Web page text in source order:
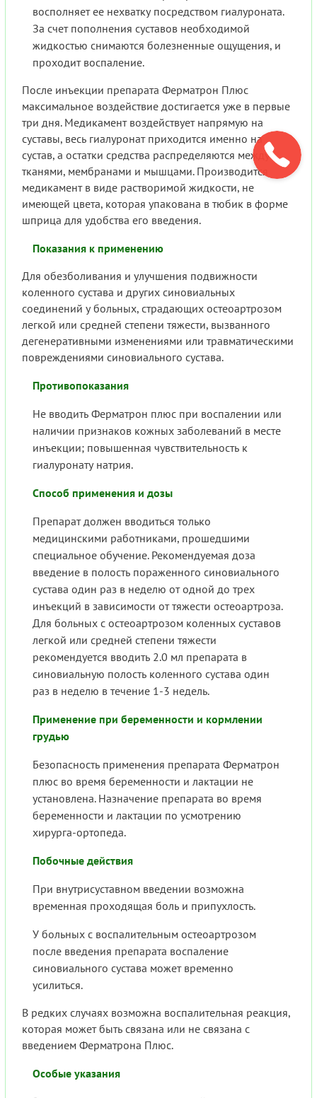
восполняет ее нехватку посредством гиалуроната.
За счет пополнения суставов необходимой
жидкостью снимаются болезненные ощущения, и
проходит воспаление.
После инъекции препарата Ферматрон Плюс
максимальное воздействие достигается уже в первые
три дня. Медикамент воздействует напрямую на
суставы, весь гиалуронат приходится именно на
сустав, а остатки средства распределяются между
тканями, мембранами и мышцами. Производится
медикамент в виде растворимой жидкости, не
имеющей цвета, которая упакована в тюбик в форме
шприца для удобства его введения.
Показания к применению
Для обезболивания и улучшения подвижности
коленного сустава и других синовиальных
соединений у больных, страдающих остеоартрозом
легкой или средней степени тяжести, вызванного
дегенеративными изменениями или травматическими
повреждениями синовиального сустава.
Противопоказания
Не вводить Ферматрон плюс при воспалении или
наличии признаков кожных заболеваний в месте
инъекции; повышенная чувствительность к
гиалуронату натрия.
Способ применения и дозы
Препарат должен вводиться только
медицинскими работниками, прошедшими
специальное обучение. Рекомендуемая доза
введение в полость пораженного синовиального
сустава один раз в неделю от одной до трех
инъекций в зависимости от тяжести остеоартроза.
Для больных с остеоартрозом коленных суставов
легкой или средней степени тяжести
рекомендуется вводить 2.0 мл препарата в
синовиальную полость коленного сустава один
раз в неделю в течение 1-3 недель.
Применение при беременности и кормлении
грудью
Безопасность применения препарата Ферматрон
плюс во время беременности и лактации не
установлена. Назначение препарата во время
беременности и лактации по усмотрению
хирурга-ортопеда.
Побочные действия
При внутрисуставном введении возможна
временная проходящая боль и припухлость.
У больных с воспалительным остеоартрозом
после введения препарата воспаление
синовиального сустава может временно
усилиться.
В редких случаях возможна воспалительная реакция,
которая может быть связана или не связана с
введением Ферматрона Плюс.
Особые указания